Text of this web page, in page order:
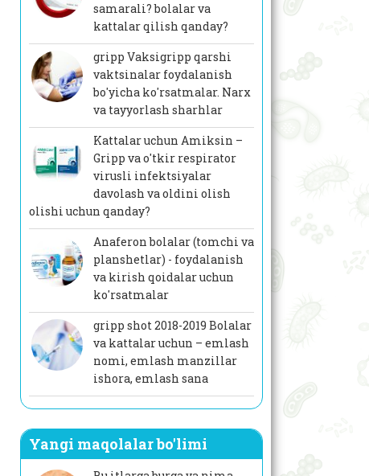
samarali? bolalar va
kattalar qilish qanday?
gripp Vaksigripp qarshi
vaktsinalar foydalanish
bo'yicha ko'rsatmalar. Narx
va tayyorlash sharhlar
Kattalar uchun Amiksin –
Gripp va o'tkir respirator
virusli infektsiyalar
davolash va oldini olish
olishi uchun qanday?
Anaferon bolalar (tomchi va
planshetlar) - foydalanish
va kirish qoidalar uchun
ko'rsatmalar
gripp shot 2018-2019 Bolalar
va kattalar uchun – emlash
nomi, emlash manzillar
ishora, emlash sana
Yangi maqolalar bo'limi